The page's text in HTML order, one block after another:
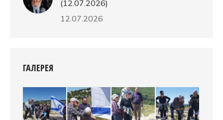
(12.07.2026)
12.07.2026
ГАЛЕРЕЯ